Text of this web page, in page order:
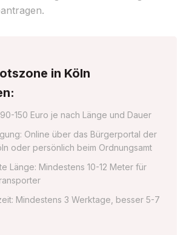
in Köln
150 Euro je nach Länge und Dauer
Online über das Bürgerportal der
oder persönlich beim Ordnungsamt
Länge: Mindestens 10-12 Meter für
Mindestens 3 Werktage, besser 5-7